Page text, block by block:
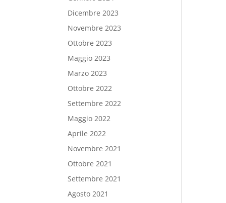
Dicembre 2023
Novembre 2023
Ottobre 2023
Maggio 2023
Marzo 2023
Ottobre 2022
Settembre 2022
Maggio 2022
Aprile 2022
Novembre 2021
Ottobre 2021
Settembre 2021
Agosto 2021